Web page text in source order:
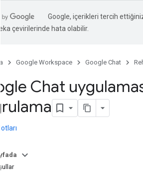
Google, içerikleri tercih
çevirilerinde hata olabilir.
Google Workspace Google Chat
Chat